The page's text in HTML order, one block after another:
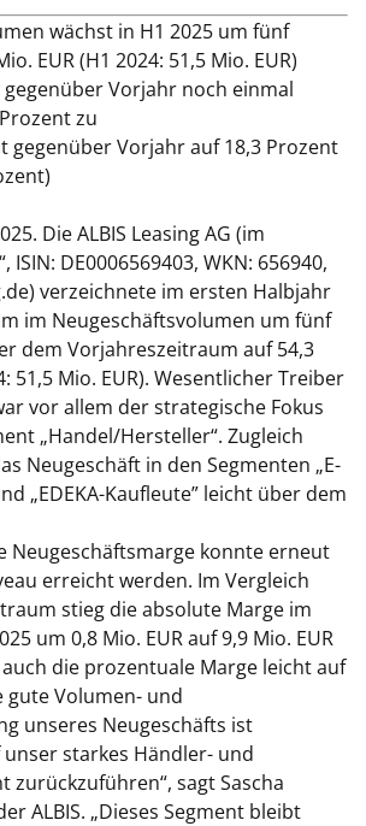
wächst in H1 2025 um fünf
EUR (H1 2024: 51,5 Mio. EUR)
Vorjahr noch einmal
zu
gegenüber Vorjahr auf 18,3 Prozent
Die ALBIS Leasing AG (im
ISIN: DE0006569403, WKN: 656940,
verzeichnete im ersten Halbjahr
im Neugeschäftsvolumen um fünf
dem Vorjahreszeitraum auf 54,3
51,5 Mio. EUR). Wesentlicher Treiber
vor allem der strategische Fokus
„Handel/Hersteller“. Zugleich
Neugeschäft in den Segmenten „E-
„EDEKA-Kaufleute” leicht über dem
Neugeschäftsmarge konnte erneut
erreicht werden. Im Vergleich
stieg die absolute Marge im
um 0,8 Mio. EUR auf 9,9 Mio. EUR
die prozentuale Marge leicht auf
gute Volumen- und
unseres Neugeschäfts ist
starkes Händler- und
zurückzuführen“, sagt Sascha
ALBIS. „Dieses Segment bleibt